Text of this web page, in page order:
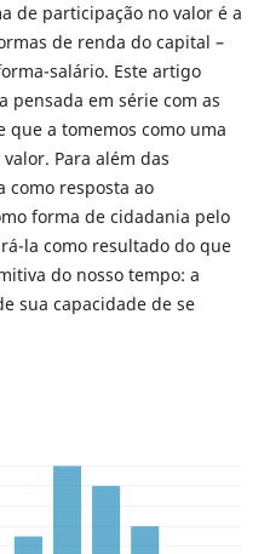
de participação no valor é a
de renda do capital –
salário. Este artigo
pensada em série com as
que a tomemos como uma
Para além das
como resposta ao
forma de cidadania pelo
la como resultado do que
do nosso tempo: a
sua capacidade de se